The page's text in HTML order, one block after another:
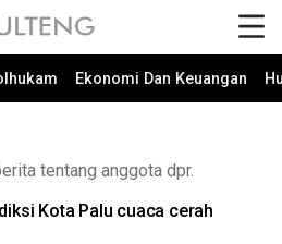
Ekonomi Dan Keuangan
tentang anggota dpr.
Kota Palu cuaca cerah